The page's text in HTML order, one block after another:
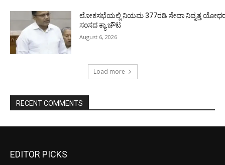
ಲೋಕಸಭೆಯಲ್ಲಿ ನಿಯಮ 377ರಡಿ ಸೇವಾ ನಿವೃತ್ತ
ಸಂಸದ ಕ್ಯಾ.ಚೌಟ
August 6, 2026
Load more
RECENT COMMENTS
EDITOR PICKS